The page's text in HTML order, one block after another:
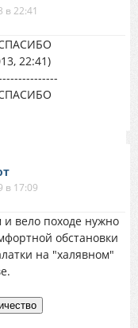
в 22:41
22:41)
в 17:09
вело походе нужно
обстановки
на "халявном"